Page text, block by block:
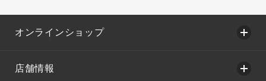
オンラインショップ
店舗情報